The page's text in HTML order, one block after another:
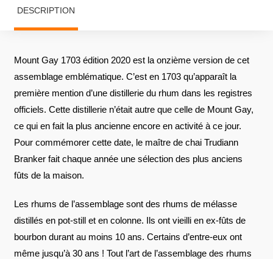
DESCRIPTION
Mount Gay 1703 édition 2020 est la onzième version de cet
assemblage emblématique. C’est en 1703 qu’apparaît la
première mention d’une distillerie du rhum dans les registres
officiels. Cette distillerie n’était autre que celle de Mount Gay,
ce qui en fait la plus ancienne encore en activité à ce jour.
Pour commémorer cette date, le maître de chai Trudiann
Brankerfait chaque année une sélection des plus anciens
fûts de la maison.
Les rhums de l’assemblage sont des rhums de mélasse
distillés en pot-still et en colonne. Ils ont vieilli en ex-fûts de
bourbon durant au moins 10 ans. Certains d’entre-eux ont
même jusqu’à 30 ans ! Tout l’art de l’assemblage des rhums